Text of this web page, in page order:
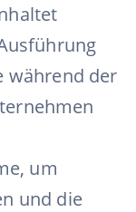
während der
um
und die